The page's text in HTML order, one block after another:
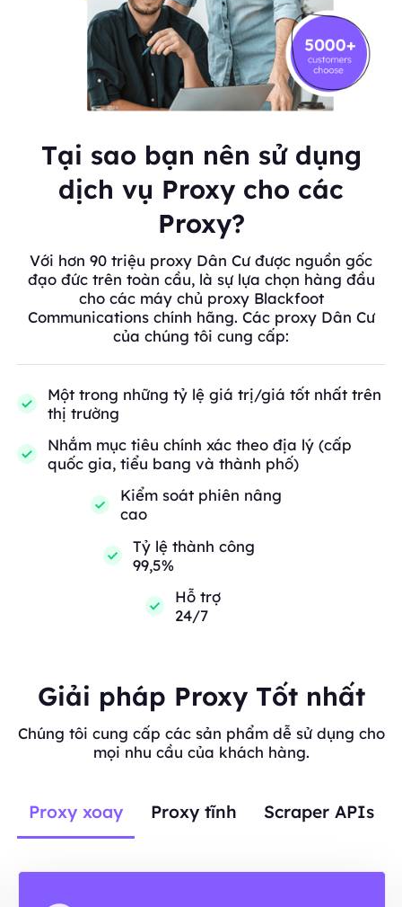
Tại sao bạn nên sử dụng
dịch vụ Proxy cho các
Proxy?
Với hơn 90 triệu proxy Dân Cư được nguồn gốc
đạo đức trên toàn cầu, là sự lựa chọn hàng đầu
cho các máy chủ proxy Blackfoot
Communications chính hãng. Các proxy Dân Cư
của chúng tôi cung cấp:
Một trong những tỷ lệ giá trị/giá tốt nhất trên
thị trường
Nhắm mục tiêu chính xác theo địa lý (cấp
quốc gia, tiểu bang và thành phố)
Kiểm soát phiên nâng
cao
Tỷ lệ thành công
99,5%
Hỗ trợ
24/7
Giải pháp Proxy Tốt nhất
Chúng tôi cung cấp các sản phẩm dễ sử dụng cho
mọi nhu cầu của khách hàng.
Proxy xoay Proxy tĩnh Scraper APIs